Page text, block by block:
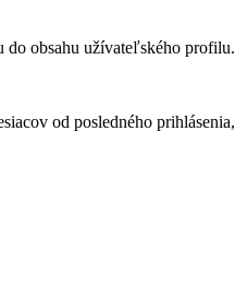
do obsahu užívateľského profilu.
od posledného